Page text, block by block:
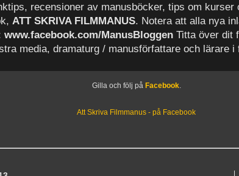
recensioner av manusböcker, tips om kurser
ATT SKRIVA FILMMANUS. Notera att alla nya
www.facebook.com/ManusBloggen Titta över dit
media, dramaturg / manusförfattare och lärare i
Gilla och följ på Facebook.
Att Skriva Filmmanus - på Facebook